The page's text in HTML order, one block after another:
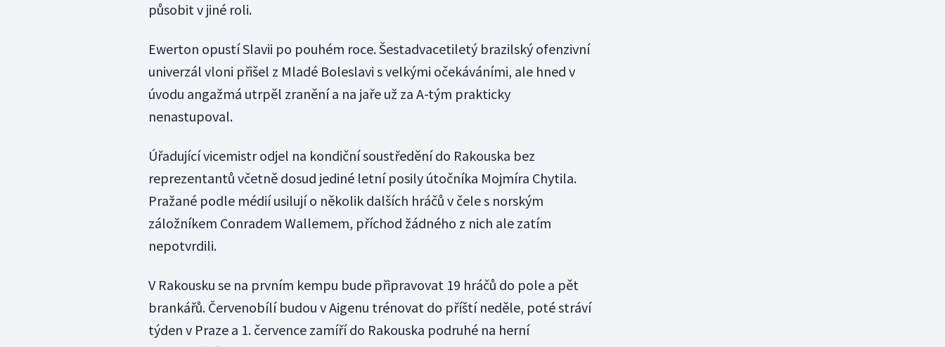
působit v jiné roli.
Ewerton opustí Slavii po pouhém roce. Šestadvacetiletý brazilský ofenzivní
univerzál vloni přišel z Mladé Boleslavi s velkými očekáváními, ale hned v
úvodu angažmá utrpěl zranění a na jaře už za A-tým prakticky
nenastupoval.
Úřadující vicemistr odjel na kondiční soustředění do Rakouska bez
reprezentantů včetně dosud jediné letní posily útočníka Mojmíra Chytila.
Pražané podle médií usilují o několik dalších hráčů v čele s norským
záložníkem Conradem Wallemem, příchod žádného z nich ale zatím
nepotvrdili.
V Rakousku se na prvním kempu bude připravovat 19 hráčů do pole a pět
brankářů. Červenobílí budou v Aigenu trénovat do příští neděle, poté stráví
týden v Praze a 1. července zamíří do Rakouska podruhé na herní